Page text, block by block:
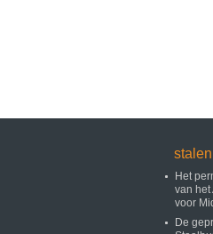
Het
van het
voor
De